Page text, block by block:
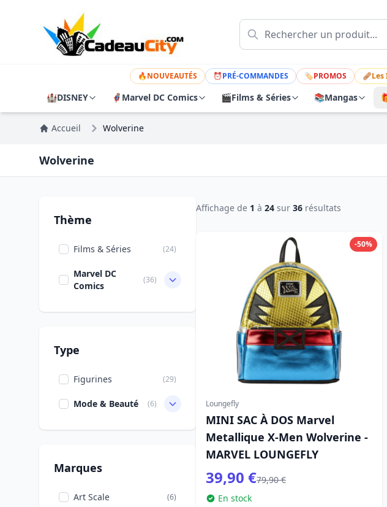
🔥NOUVEAUTÉS ⏰PRÉ-COMMANDES 🏷PROMOS 🩹
🏰DISNEY 🦸 Marvel DC Comics 🎬Films & Séries 📚Mangas
Accueil Wolverine
Wolverine
Thème
Films & Séries (24)
Marvel DC
Comics
(36)
Type
Figurines (29)
Mode & Beauté (6)
Marques
Art Scale (6)
Affichage de 1 à 24 sur 36 résultats
-50%
Loungefly
MINI SAC À DOS Marvel
Metallique X-Men Wolverine -
MARVEL LOUNGEFLY
39,90 €79,90 €
En stock